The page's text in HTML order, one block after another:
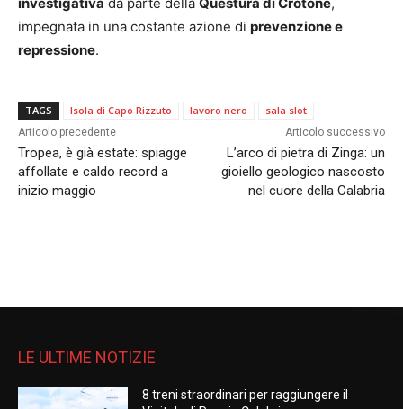
impegnata in una costante azione di prevenzione e
repressione.
TAGS Isola di Capo Rizzuto lavoro nero sala slot
Articolo precedente
Tropea, è già estate: spiagge
affollate e caldo record a
inizio maggio
Articolo successivo
L’arco di pietra di Zinga: un
gioiello geologico nascosto
nel cuore della Calabria
LE ULTIME NOTIZIE
8 treni straordinari per raggiungere il